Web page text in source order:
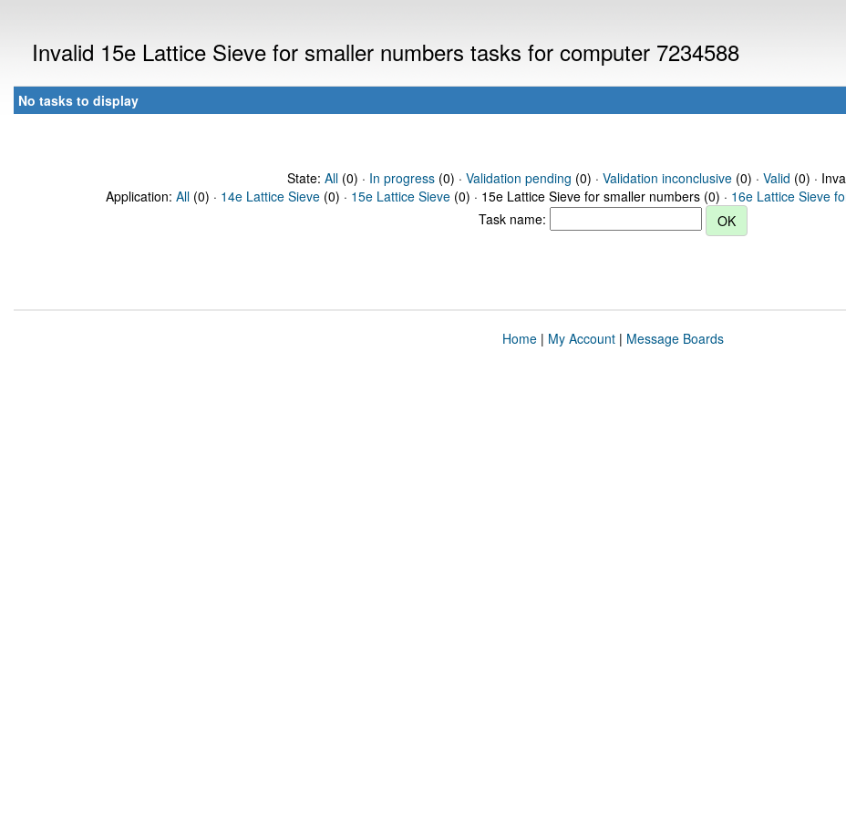
Invalid 15e Lattice Sieve for smaller numbers tasks for computer 7234588
No tasks to display
State: All(0) · In progress(0) · Validation pending (0) · Validation inconclusive(0) · Valid (0) ·
Application: All (0) · 14e Lattice Sieve (0) · 15e Lattice Sieve (0) · 15e Lattice Sieve for smaller numbers (0) · 16e Lattice Sieve
Task name:
Home| My Account| Message Boards